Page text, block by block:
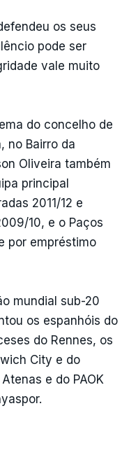
os seus
pode ser
vale muito
do concelho de
no Bairro da
Oliveira também
principal
2011/12 e
10, e o Paços
por empréstimo
mundial sub-20
os espanhóis do
do Rennes, os
City e do
e do PAOK